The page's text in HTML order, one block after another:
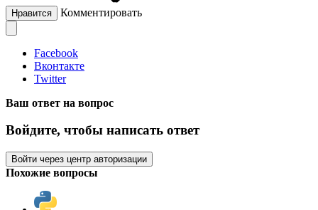
Нравится Комментировать
Facebook
Вконтакте
Twitter
Ваш ответ на вопрос
Войдите, чтобы написать ответ
Войти через центр авторизации
Похожие вопросы